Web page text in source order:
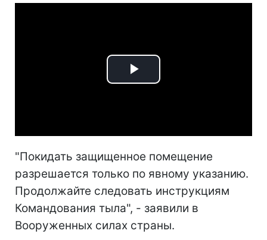
Play
"Покидать защищенное помещение
разрешается только по явному указанию.
Продолжайте следовать инструкциям
Командования тыла", - заявили в
Вооруженных силах страны.